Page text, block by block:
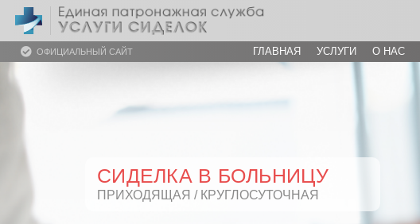
ОФИЦИАЛЬНЫЙ САЙТ ГЛАВНАЯ УСЛУГИ О НАС
СИДЕЛКА В БОЛЬНИЦУ
ПРИХОДЯЩАЯ / КРУГЛОСУТОЧНАЯ